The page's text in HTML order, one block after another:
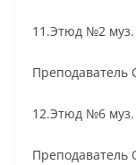
11.Этюд №2
Преподаватель
12.Этюд №6
Преподаватель